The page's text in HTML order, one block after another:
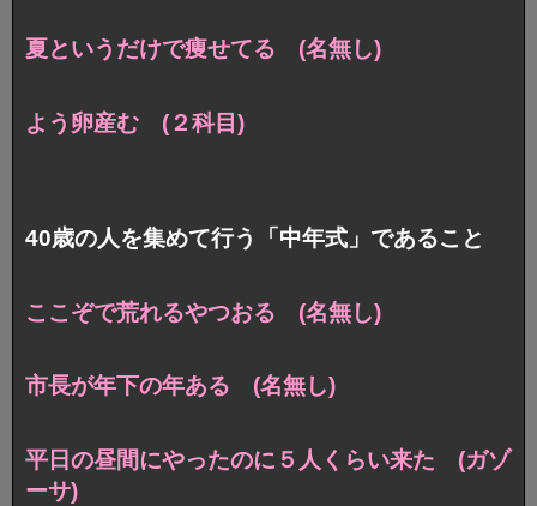
夏というだけで痩せてる (名無し)
よう卵産む (２科目)
40歳の人を集めて行う「中年式」であること
ここぞで荒れるやつおる (名無し)
市長が年下の年ある (名無し)
平日の昼間にやったのに５人くらい来た (ガゾ
ーサ)